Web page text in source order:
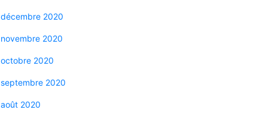
décembre 2020
novembre 2020
octobre 2020
septembre 2020
août 2020